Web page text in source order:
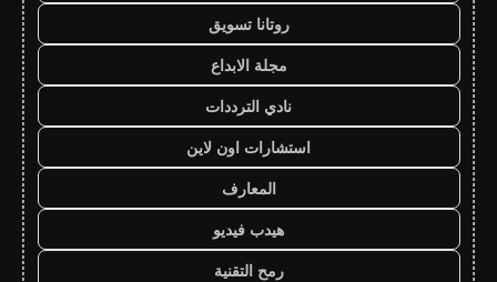
روتانا تسويق
مجلة الابداع
نادي الترددات
استشارات اون لاين
المعارف
هيدب فيديو
رمح التقنية